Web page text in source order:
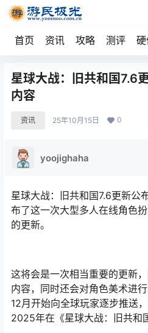
首页 资讯 攻略 测评
星球大战：旧共和国7.6
内容
资讯 25年10月15日 0
yoojighaha
星球大战：旧共和国7.6更新公
布了这一次大型多人在线角色
的更新。
这将会是一次相当重要的更新
内容，同时还会对角色美术进
12月开始向全球玩家逐步推送
2025年在《星球大战：旧共和